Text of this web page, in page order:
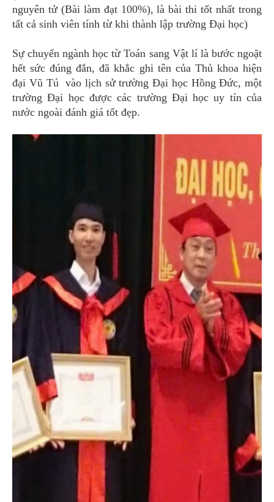
nguyên tử (Bài làm đạt 100%), là bài thi tốt nhất trong
tất cả sinh viên tính từ khi thành lập trường Đại học)
Sự chuyển ngành học từ Toán sang Vật lí là bước ngoặt
hết sức đúng đắn, đã khắc ghi tên của Thủ khoa hiện
đại Vũ Tú vào lịch sử trường Đại học Hồng Đức, một
trường Đại học được các trường Đại học uy tín của
nước ngoài đánh giá tốt đẹp.